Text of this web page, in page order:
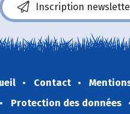
Inscription
Contact
Protection des données